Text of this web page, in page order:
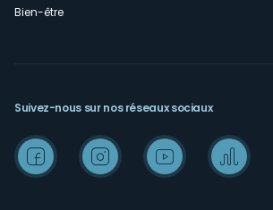
Bien-être
Suivez-nous sur nos réseaux sociaux